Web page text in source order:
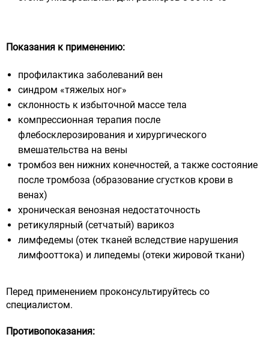
Показания к применению:
профилактика заболеваний вен
синдром «тяжелых ног»
склонность к избыточной массе тела
компрессионная терапия после
флебосклерозирования и хирургического
вмешательства на вены
тромбоз вен нижних конечностей, а также состояние
после тромбоза (образование сгустков крови в
венах)
хроническая венозная недостаточность
ретикулярный (сетчатый) варикоз
лимфедемы (отек тканей вследствие нарушения
лимфооттока) и липедемы (отеки жировой ткани)
Перед применением проконсультируйтесь со
специалистом.
Противопоказания: